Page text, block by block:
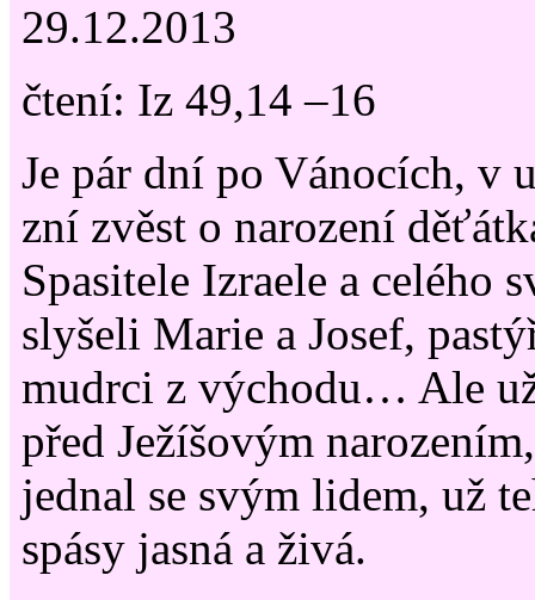
29.12.2013
čtení: Iz 49,14 –16
Je pár dní po Vánocích, v
zní zvěst o narození
Spasitele Izraele a celého
slyšeli Marie a Josef,
mudrci z východu… Ale
před Ježíšovým
jednal se svým lidem, už
spásy jasná a živá.